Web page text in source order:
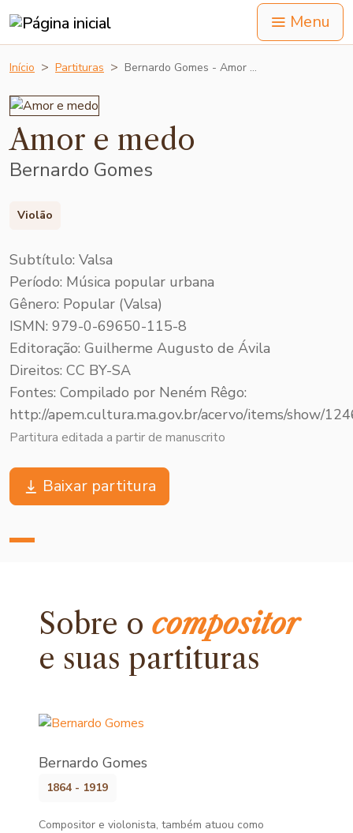
Menu
Início Partituras Bernardo Gomes - Amor …
Amor e medo
Bernardo Gomes
Violão
Subtítulo: Valsa
Período: Música popular urbana
Gênero: Popular (Valsa)
ISMN: 979-0-69650-115-8
Editoração: Guilherme Augusto de Ávila
Direitos: CC BY-SA
Fontes: Compilado por Neném Rêgo:
http://apem.cultura.ma.gov.br/acervo/items/show/
Partitura editada a partir de manuscrito
Baixar partitura
Sobre ocompositor
e suas partituras
Bernardo Gomes
1864 - 1919
Compositor e violonista, também atuou como